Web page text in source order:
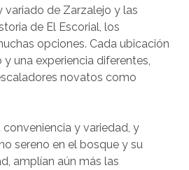
variado de Zarzalejo y las
de El Escorial, los
opciones. Cada ubicación
una experiencia diferentes,
novatos como
y variedad, y
sereno en el bosque y su
amplían aún más las